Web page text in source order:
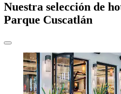
Nuestra selección de
Parque Cuscatlán